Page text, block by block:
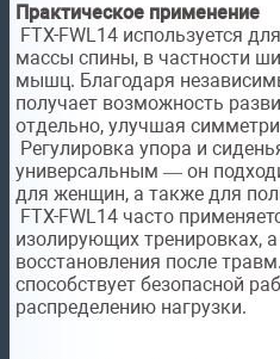
Практическое применение
FTX-FWL14 используется
массы спины, в частности
мышц. Благодаря
получает возможность
отдельно, улучшая
Регулировка упора и
универсальным — он
для женщин, а также для
FTX-FWL14 часто
изолирующих тренировках,
восстановления после
способствует безопасной
распределению нагрузки.